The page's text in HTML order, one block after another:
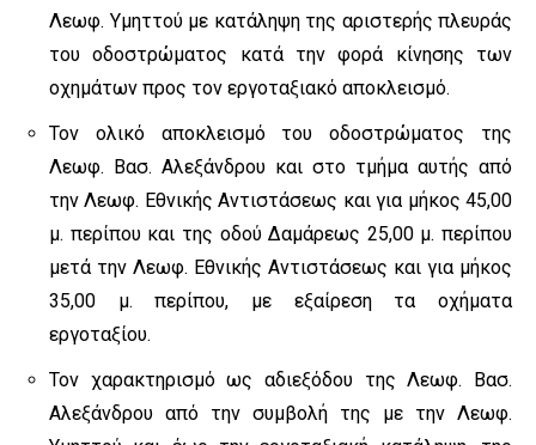
Λεωφ. Υμηττού με κατάληψη της αριστερής πλευράς
του οδοστρώματος κατά την φορά κίνησης των
οχημάτων προς τον εργοταξιακό αποκλεισμό.
Τον ολικό αποκλεισμό του οδοστρώματος της
Λεωφ. Βασ. Αλεξάνδρου και στο τμήμα αυτής από
την Λεωφ. Εθνικής Αντιστάσεως και για μήκος 45,00
μ. περίπου και της οδού Δαμάρεως 25,00 μ. περίπου
μετά την Λεωφ. Εθνικής Αντιστάσεως και για μήκος
35,00 μ. περίπου, με εξαίρεση τα οχήματα
εργοταξίου.
Τον χαρακτηρισμό ως αδιεξόδου της Λεωφ. Βασ.
Αλεξάνδρου από την συμβολή της με την Λεωφ.